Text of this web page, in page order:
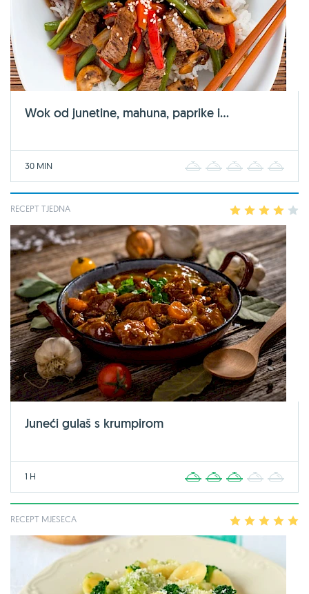
Wok od junetine, mahuna, paprike i...
30 MIN 2 3 4
RECEPT TJEDNA 2 3 4
Juneći gulaš s krumpirom
1 H 2 3 4
RECEPT MJESECA 2 3 4